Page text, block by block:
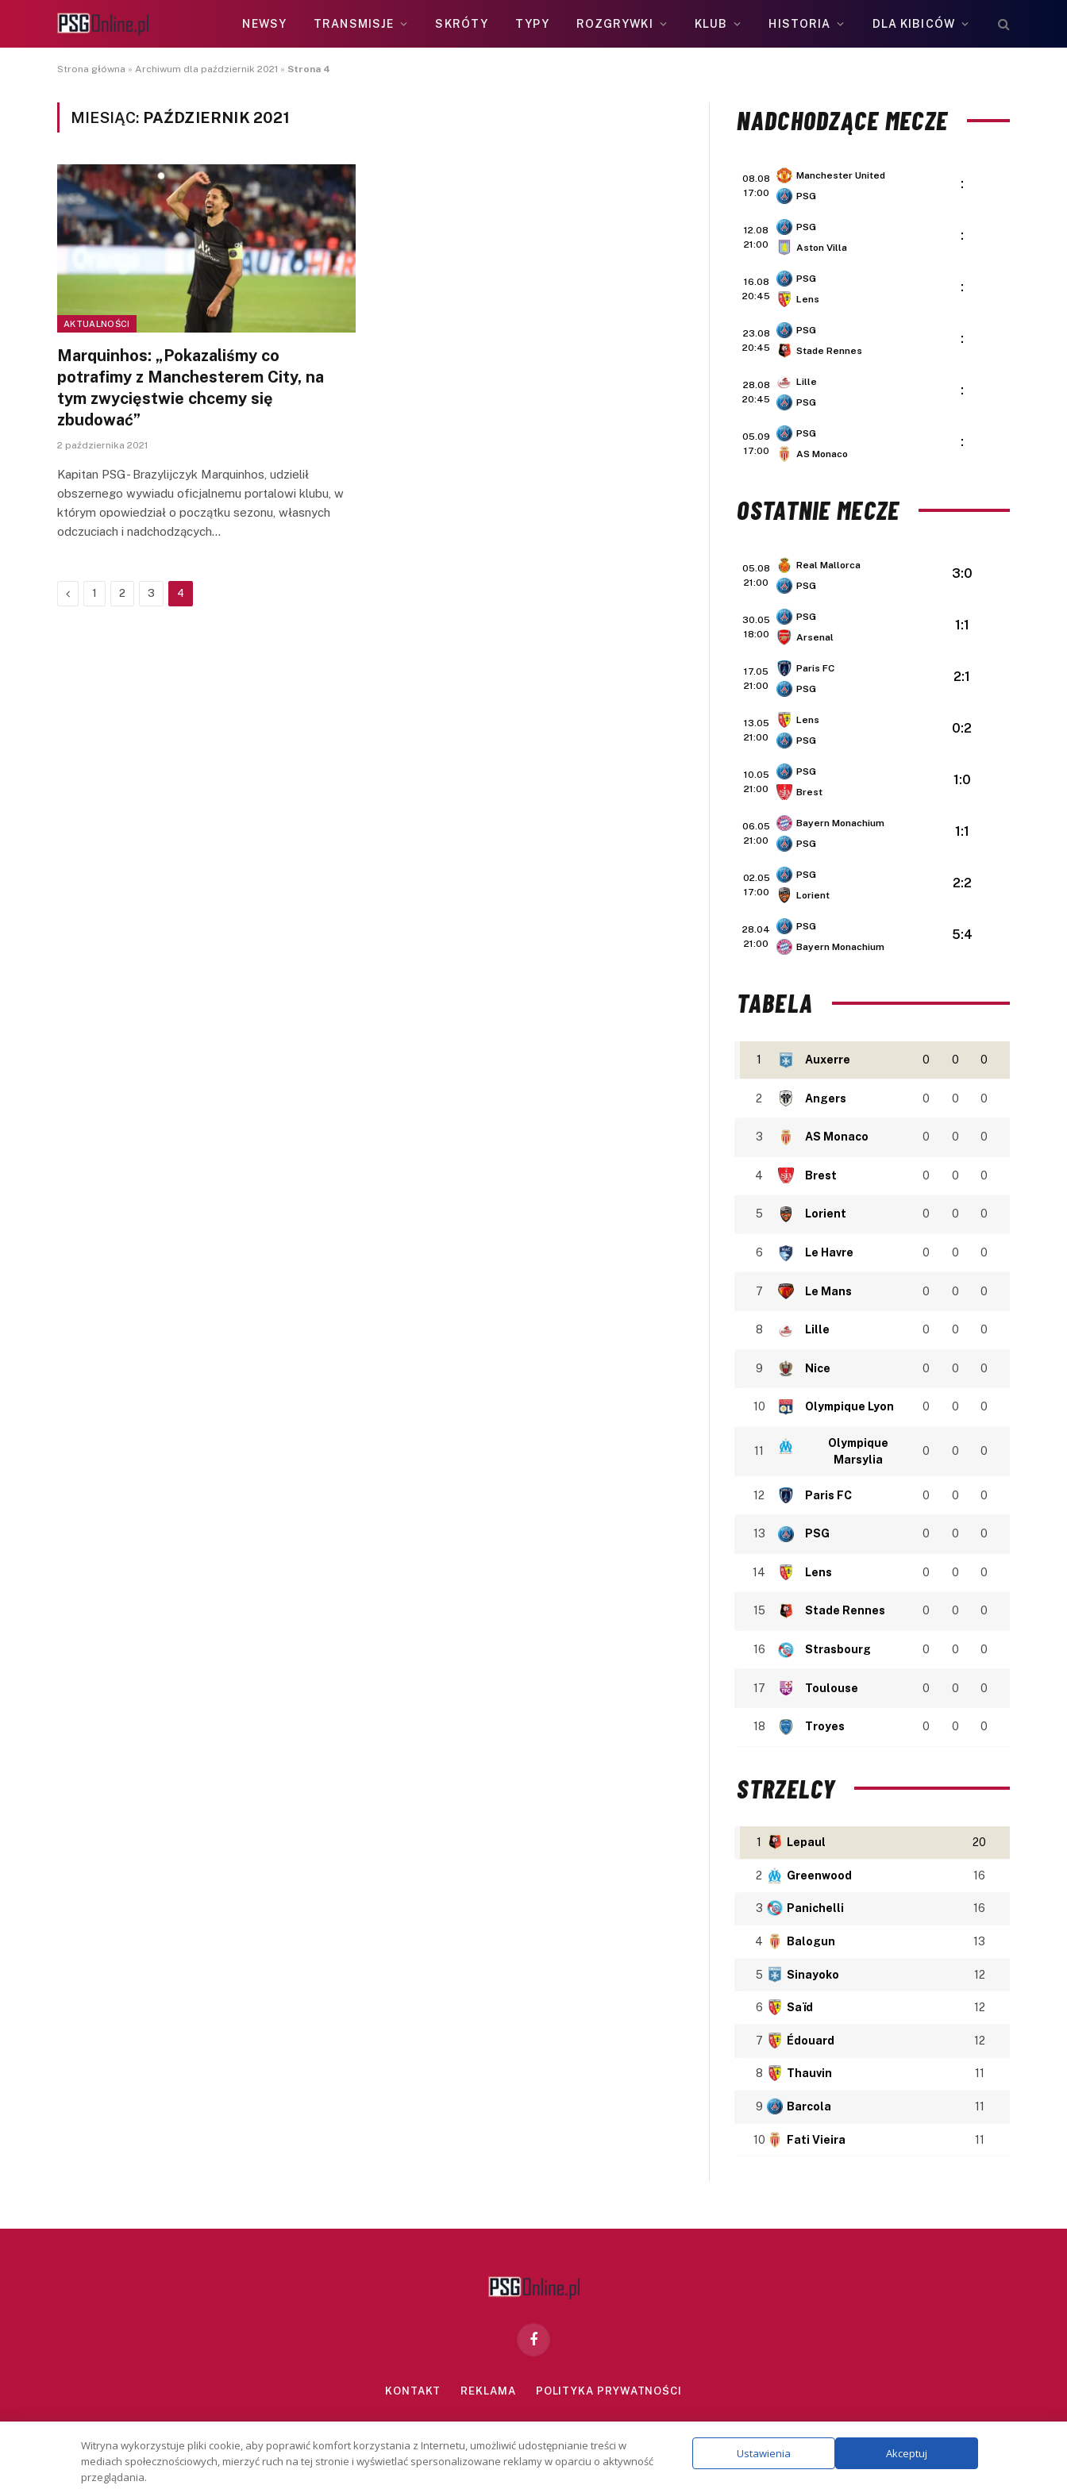
NEWSY TRANSMISJE SKRÓTY TYPY ROZGRYWKI KLUB HISTORIA DLA KIBICÓW
Strona główna » Archiwum dla październik 2021 » Strona 4
MIESIĄC: PAŹDZIERNIK 2021
AKTUALNOŚCI
Marquinhos: „Pokazaliśmy co
potrafimy z Manchesterem City, na
tym zwycięstwie chcemy się
zbudować”
2 października 2021
Kapitan PSG- Brazylijczyk Marquinhos, udzielił
obszernego wywiadu oficjalnemu portalowi klubu, w
którym opowiedział o początku sezonu, własnych
odczuciach i nadchodzących…
Previous
1 2 3 4
NADCHODZĄCE MECZE
08.08
17:00
Manchester United
PSG
:
12.08
21:00
PSG
Aston Villa
:
16.08
20:45
PSG
Lens
:
23.08
20:45
PSG
Stade Rennes
:
28.08
20:45
Lille
PSG
:
05.09
17:00
PSG
AS Monaco
:
OSTATNIE MECZE
05.08
21:00
Real Mallorca
PSG
3:0
30.05
18:00
PSG
Arsenal
1:1
17.05
21:00
Paris FC
PSG
2:1
13.05
21:00
Lens
PSG
0:2
10.05
21:00
PSG
Brest
1:0
06.05
21:00
Bayern Monachium
PSG
1:1
02.05
17:00
PSG
Lorient
2:2
28.04
21:00
PSG
Bayern Monachium
5:4
TABELA
1 Auxerre 0 0 0
2 Angers 0 0 0
3 AS Monaco 0 0 0
4 Brest 0 0 0
5 Lorient 0 0 0
6 Le Havre 0 0 0
7 Le Mans 0 0 0
8 Lille 0 0 0
9 Nice 0 0 0
10 Olympique Lyon 0 0 0
11
Olympique
Marsylia
0 0 0
12 Paris FC 0 0 0
13 PSG 0 0 0
14 Lens 0 0 0
15 Stade Rennes 0 0 0
16 Strasbourg 0 0 0
17 Toulouse 0 0 0
18 Troyes 0 0 0
STRZELCY
1 Lepaul 20
2 Greenwood 16
3 Panichelli 16
4 Balogun 13
5 Sinayoko 12
6 Saïd 12
7 Édouard 12
8 Thauvin 11
9 Barcola 11
10 Fati Vieira 11
Facebook
KONTAKT REKLAMA POLITYKA PRYWATNOŚCI
Copyright © 2026 PSGonline.pl
Witryna wykorzystuje pliki cookie, aby poprawić komfort korzystania z Internetu, umożliwić udostępnianie treści w
mediach społecznościowych, mierzyć ruch na tej stronie i wyświetlać spersonalizowane reklamy w oparciu o aktywność
przeglądania.
Ustawienia Akceptuj